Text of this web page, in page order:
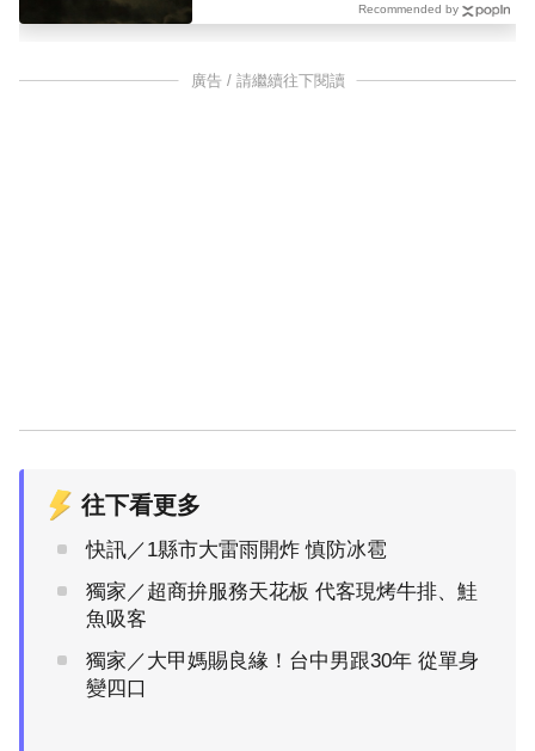
Recommended by
廣告 / 請繼續往下閱讀
往下看更多
快訊／1縣市大雷雨開炸 慎防冰雹
獨家／超商拚服務天花板 代客現烤牛排、鮭
魚吸客
獨家／大甲媽賜良緣！台中男跟30年 從單身
變四口